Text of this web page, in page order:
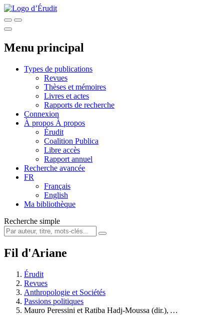
Menu principal
Types de publications
Revues
Thèses et mémoires
Livres et actes
Rapports de recherche
Connexion
À propos À propos
Érudit
Coalition Publica
Libre accès
Rapport annuel
Recherche avancée
FR
Français
English
Ma bibliothèque
Recherche simple
Fil d'Ariane
Érudit
Revues
Anthropologie et Sociétés
Passions politiques
Mauro Peressini et Ratiba Hadj-Moussa (dir.), …